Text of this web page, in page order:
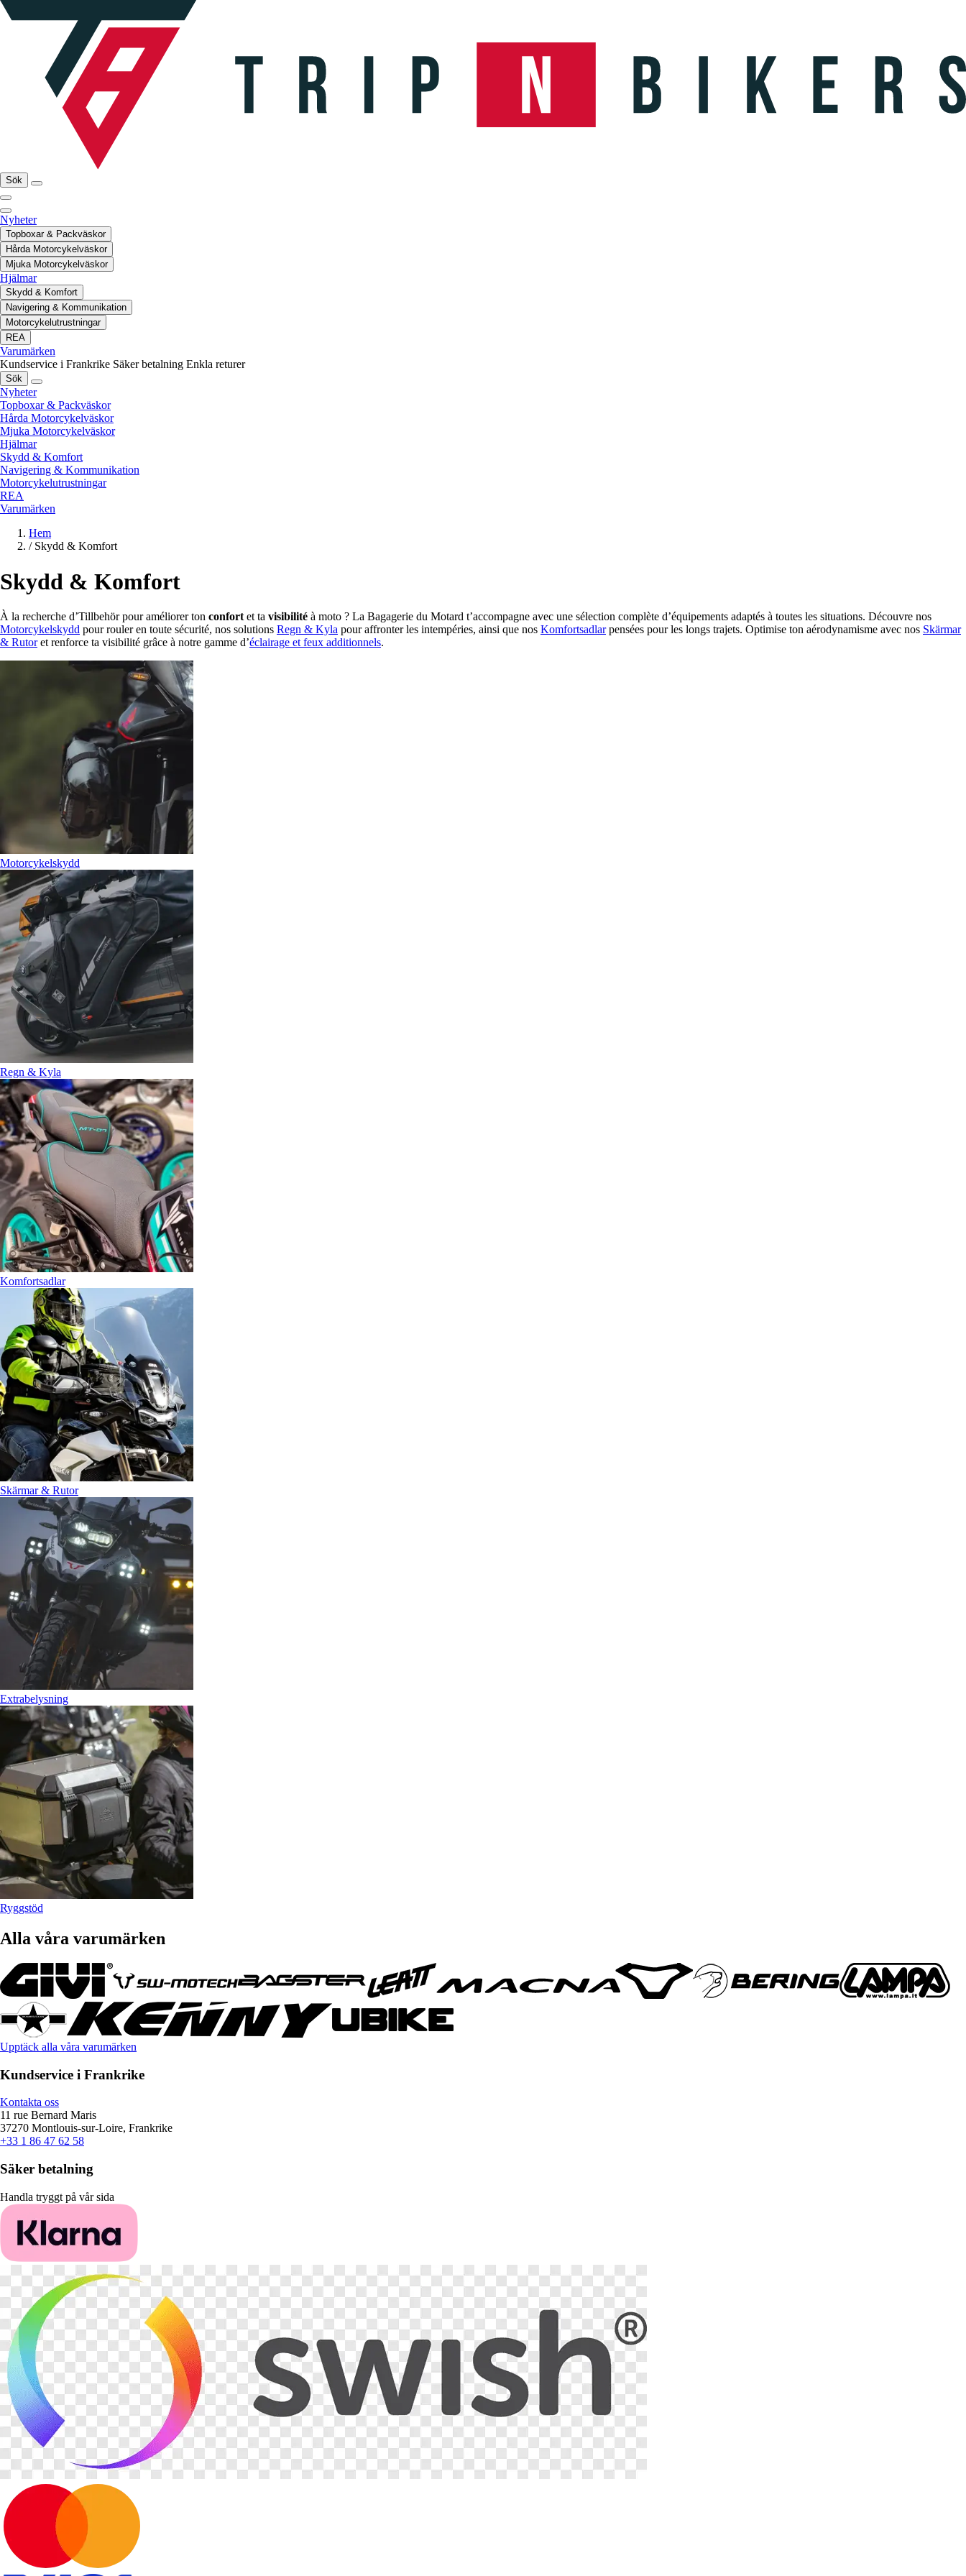
Sök
Nyheter
Topboxar & Packväskor
Hårda Motorcykelväskor
Mjuka Motorcykelväskor
Hjälmar
Skydd & Komfort
Navigering & Kommunikation
Motorcykelutrustningar
REA
Varumärken
Kundservice i Frankrike Säker betalning Enkla returer
Sök
Nyheter
Topboxar & Packväskor
Hårda Motorcykelväskor
Mjuka Motorcykelväskor
Hjälmar
Skydd & Komfort
Navigering & Kommunikation
Motorcykelutrustningar
REA
Varumärken
Hem
/ Skydd & Komfort
Skydd & Komfort
À la recherche d’Tillbehör pour améliorer ton confort et ta visibilité à moto ? La Bagagerie du Motard t’accompagne avec une sélection complète d’équipements adaptés à toutes les situations. Découvre nos
Motorcykelskydd pour rouler en toute sécurité, nos solutions Regn & Kyla pour affronter les intempéries, ainsi que nos Komfortsadlarpensées pour les longs trajets. Optimise ton aérodynamisme avec nos Skärmar
& Rutoret renforce ta visibilité grâce à notre gamme d’éclairage et feux additionnels.
Motorcykelskydd
Regn & Kyla
Komfortsadlar
Skärmar & Rutor
Extrabelysning
Ryggstöd
Alla våra varumärken
Upptäck alla våra varumärken
Kundservice i Frankrike
Kontakta oss
11 rue Bernard Maris
37270 Montlouis-sur-Loire, Frankrike
+33 1 86 47 62 58
Säker betalning
Handla tryggt på vår sida